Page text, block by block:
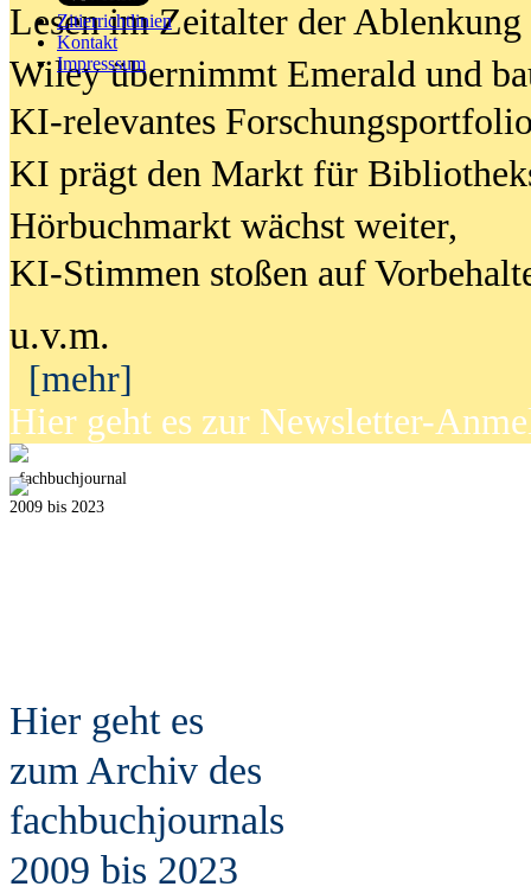
Zitierrichtlinien
Kontakt
Impresssum
Lesen im Zeitalter der Ablenkung
Wiley übernimmt Emerald und
KI-relevantes
KI prägt den Markt für
Hörbuchmarkt wächst weiter,
KI-Stimmen stoßen auf
u.v.m.
[mehr]
Hier geht es zur Newsletter-
fachbuchjournal
2009 bis 2023
Hier geht es
zum Archiv des
fachbuchjournals
2009 bis 2023